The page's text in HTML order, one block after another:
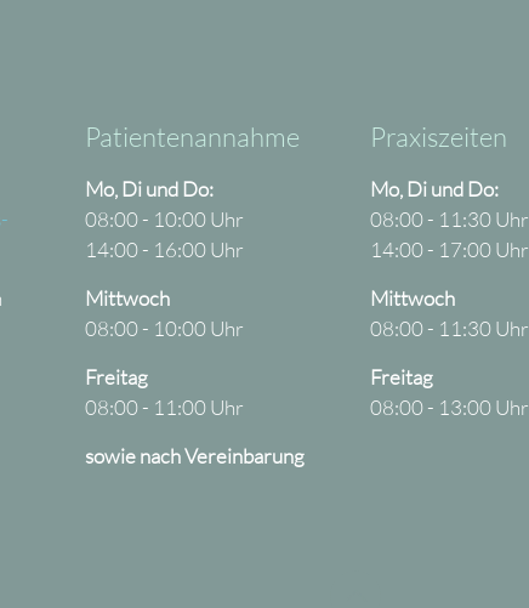
Patientenannahme
Mo, Di und Do:
08:00 - 10:00 Uhr
14:00 - 16:00 Uhr
Mittwoch
08:00 - 10:00 Uhr
Freitag
08:00 - 11:00 Uhr
sowie nach Vereinbarung
Praxiszeiten
Mo, Di und Do:
08:00 - 11:30 Uhr
14:00 - 17:00 Uhr
Mittwoch
08:00 - 11:30 Uhr
Freitag
08:00 - 13:00 Uhr